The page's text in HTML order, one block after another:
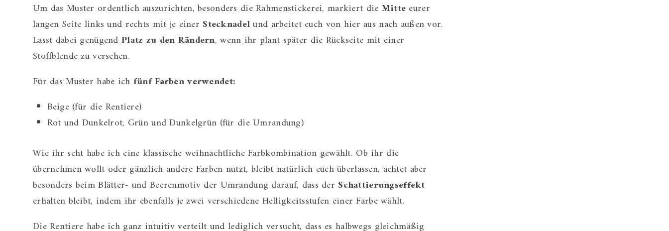
Um das Muster ordentlich auszurichten, besonders die Rahmenstickerei, markiert die Mitte eurer
langen Seite links und rechts mit je einer Stecknadelund arbeitet euch von hier aus nach außen vor.
Lasst dabei genügend Platz zu den Rändern, wenn ihr plant später die Rückseite mit einer
Stoffblende zu versehen.
Für das Muster habe ich fünf Farben verwendet:
Beige (für die Rentiere)
Rot und Dunkelrot, Grün und Dunkelgrün (für die Umrandung)
Wie ihr seht habe ich eine klassische weihnachtliche Farbkombination gewählt. Ob ihr die
übernehmen wollt oder gänzlich andere Farben nutzt, bleibt natürlich euch überlassen, achtet aber
besonders beim Blätter- und Beerenmotiv der Umrandung darauf, dass der Schattierungseffekt
erhalten bleibt, indem ihr ebenfalls je zwei verschiedene Helligkeitsstufen einer Farbe wählt.
Die Rentiere habe ich ganz intuitiv verteilt und lediglich versucht, dass es halbwegs gleichmäßig